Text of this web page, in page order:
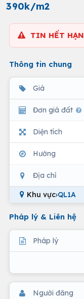
390k/m2
TIN HẾT HẠN
Thông tin chung
Giá
Đơn giá đất
Diện tích
Hướng
Địa chỉ
Khu vực›QL1A
Pháp lý & Liên hệ
Pháp lý
Người đăng